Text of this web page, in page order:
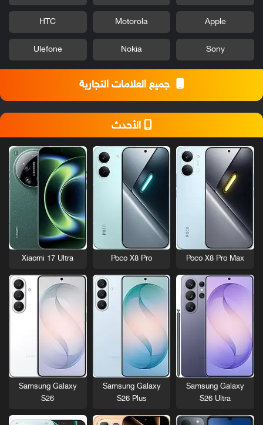
Apple
Motorola
HTC
Sony
Nokia
Ulefone
جميع العلامات التجارية
الأحدث
Poco X8 Pro Max
Poco X8 Pro
Xiaomi 17 Ultra
Samsung Galaxy
S26 Ultra
Samsung Galaxy
S26 Plus
Samsung Galaxy
S26